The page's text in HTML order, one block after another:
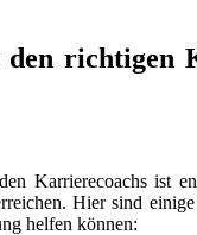
den richtigen
Karrierecoachs ist
Hier sind
helfen können: